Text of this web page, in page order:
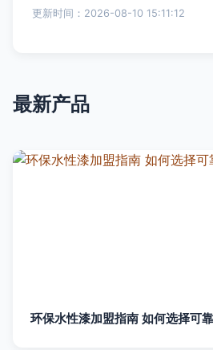
更新时间：2026-08-10 15:11:12
最新产品
环保水性漆加盟指南 如何选择可